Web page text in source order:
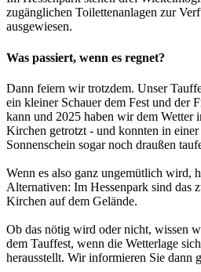
zugänglichen Toilettenanlagen zur
ausgewiesen.
Was passiert, wenn es regnet?
Dann feiern wir trotzdem. Unser
ein kleiner Schauer dem Fest und der
kann und 2025 haben wir dem Wetter
Kirchen getrotzt - und konnten in
Sonnenschein sogar noch draußen
Wenn es also ganz ungemütlich wird,
Alternativen: Im Hessenpark sind das
Kirchen auf dem Gelände.
Ob das nötig wird oder nicht, wissen
dem Tauffest, wenn die Wetterlage
herausstellt. Wir informieren Sie dann